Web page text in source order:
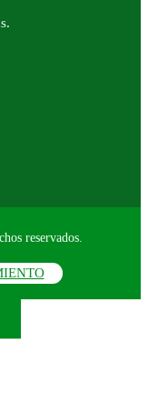
reservados.